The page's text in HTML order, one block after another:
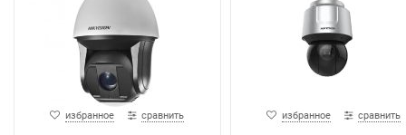
избранное сравнить избранное сравнить